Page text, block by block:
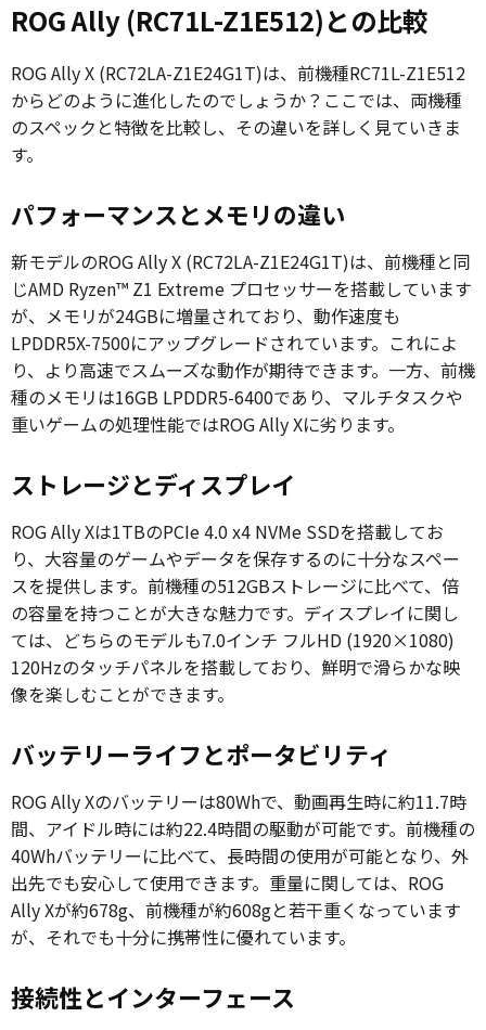
ROG Ally (RC71L-Z1E512)との比較
ROG Ally X (RC72LA-Z1E24G1T)は、前機種RC71L-Z1E512
からどのように進化したのでしょうか？ここでは、両機種
のスペックと特徴を比較し、その違いを詳しく見ていきま
す。
パフォーマンスとメモリの違い
新モデルのROG Ally X (RC72LA-Z1E24G1T)は、前機種と同
じAMD Ryzen™ Z1 Extreme プロセッサーを搭載しています
が、メモリが24GBに増量されており、動作速度も
LPDDR5X-7500にアップグレードされています。これによ
り、より高速でスムーズな動作が期待できます。一方、前機
種のメモリは16GB LPDDR5-6400であり、マルチタスクや
重いゲームの処理性能ではROG Ally Xに劣ります。
ストレージとディスプレイ
ROG Ally Xは1TBのPCIe 4.0 x4 NVMe SSDを搭載してお
り、大容量のゲームやデータを保存するのに十分なスペー
スを提供します。前機種の512GBストレージに比べて、倍
の容量を持つことが大きな魅力です。ディスプレイに関し
ては、どちらのモデルも7.0インチ フルHD (1920×1080)
120Hzのタッチパネルを搭載しており、鮮明で滑らかな映
像を楽しむことができます。
バッテリーライフとポータビリティ
ROG Ally Xのバッテリーは80Whで、動画再生時に約11.7時
間、アイドル時には約22.4時間の駆動が可能です。前機種の
40Whバッテリーに比べて、長時間の使用が可能となり、外
出先でも安心して使用できます。重量に関しては、ROG
Ally Xが約678g、前機種が約608gと若干重くなっています
が、それでも十分に携帯性に優れています。
接続性とインターフェース